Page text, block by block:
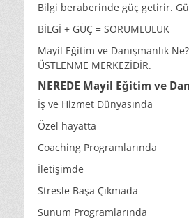
Bilgi beraberinde güç getirir.
BİLGİ + GÜÇ = SORUMLULUK
Mayil Eğitim ve Danışmanlık
ÜSTLENME MERKEZİDİR.
NEREDE Mayil Eğitim ve
İş ve Hizmet Dünyasında
Özel hayatta
Coaching Programlarında
İletişimde
Stresle Başa Çıkmada
Sunum Programlarında